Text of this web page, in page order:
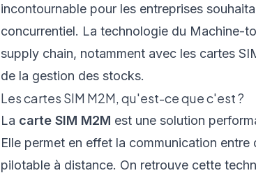
incontournable pour les entreprises
concurrentiel. La technologie du Machine-
supply chain, notamment avec les cartes
de la gestion des stocks.
Les cartes SIM M2M, qu'est-ce que c'est ?
La carte SIM M2M est une solution
Elle permet en effet la communication
pilotable à distance. On retrouve cette